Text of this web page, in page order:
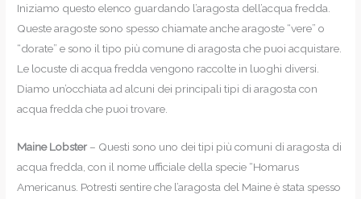
Iniziamo questo elenco guardando l’aragosta dell’acqua fredda.
Queste aragoste sono spesso chiamate anche aragoste “vere” o
“dorate” e sono il tipo più comune di aragosta che puoi acquistare.
Le locuste di acqua fredda vengono raccolte in luoghi diversi.
Diamo un’occhiata ad alcuni dei principali tipi di aragosta con
acqua fredda che puoi trovare.
Maine Lobster – Questi sono uno dei tipi più comuni di aragosta di
acqua fredda, con il nome ufficiale della specie “Homarus
Americanus. Potresti sentire che l’aragosta del Maine è stata spesso